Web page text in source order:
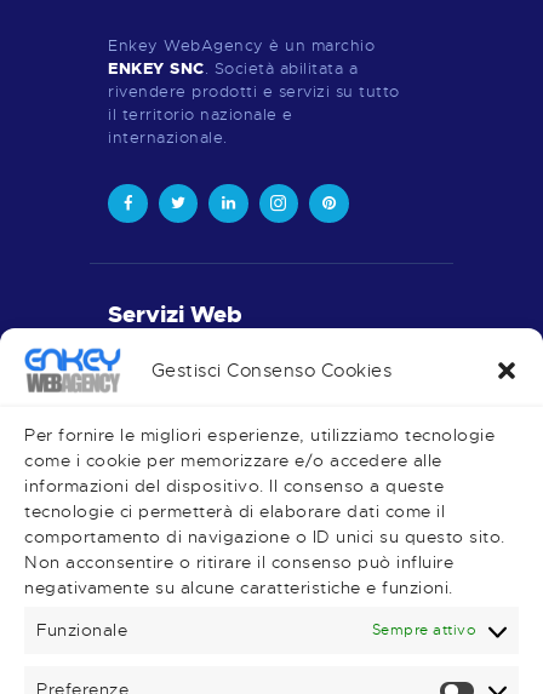
Gestisci Consenso Cookies
Per fornire le migliori esperienze, utilizziamo tecnologie
come i cookie per memorizzare e/o accedere alle
informazioni del dispositivo. Il consenso a queste
tecnologie ci permetterà di elaborare dati come il
comportamento di navigazione o ID unici su questo sito.
Non acconsentire o ritirare il consenso può influire
negativamente su alcune caratteristiche e funzioni.
Funzionale
Sempre attivo
Preferenze
Enkey WebAgency è un marchio
ENKEY SNC. Società abilitata a
rivendere prodotti e servizi su tutto
il territorio nazionale e
internazionale.
Servizi Web
Realizzazione Siti Web
Social Media
Very Important Links
Shop
Magazine